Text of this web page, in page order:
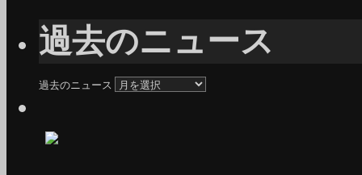
過去のニュース
過去のニュース